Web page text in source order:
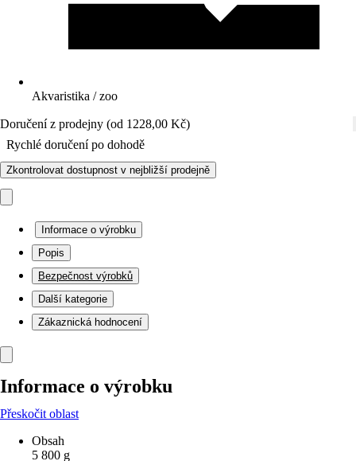
Akvaristika / zoo
Doručení z prodejny (od 1228,00 Kč)
Rychlé doručení po dohodě
Zkontrolovat dostupnost v nejbližší prodejně
Informace o výrobku
Popis
Bezpečnost výrobků
Další kategorie
Zákaznická hodnocení
Informace o výrobku
Přeskočit oblast
Obsah
5 800 g